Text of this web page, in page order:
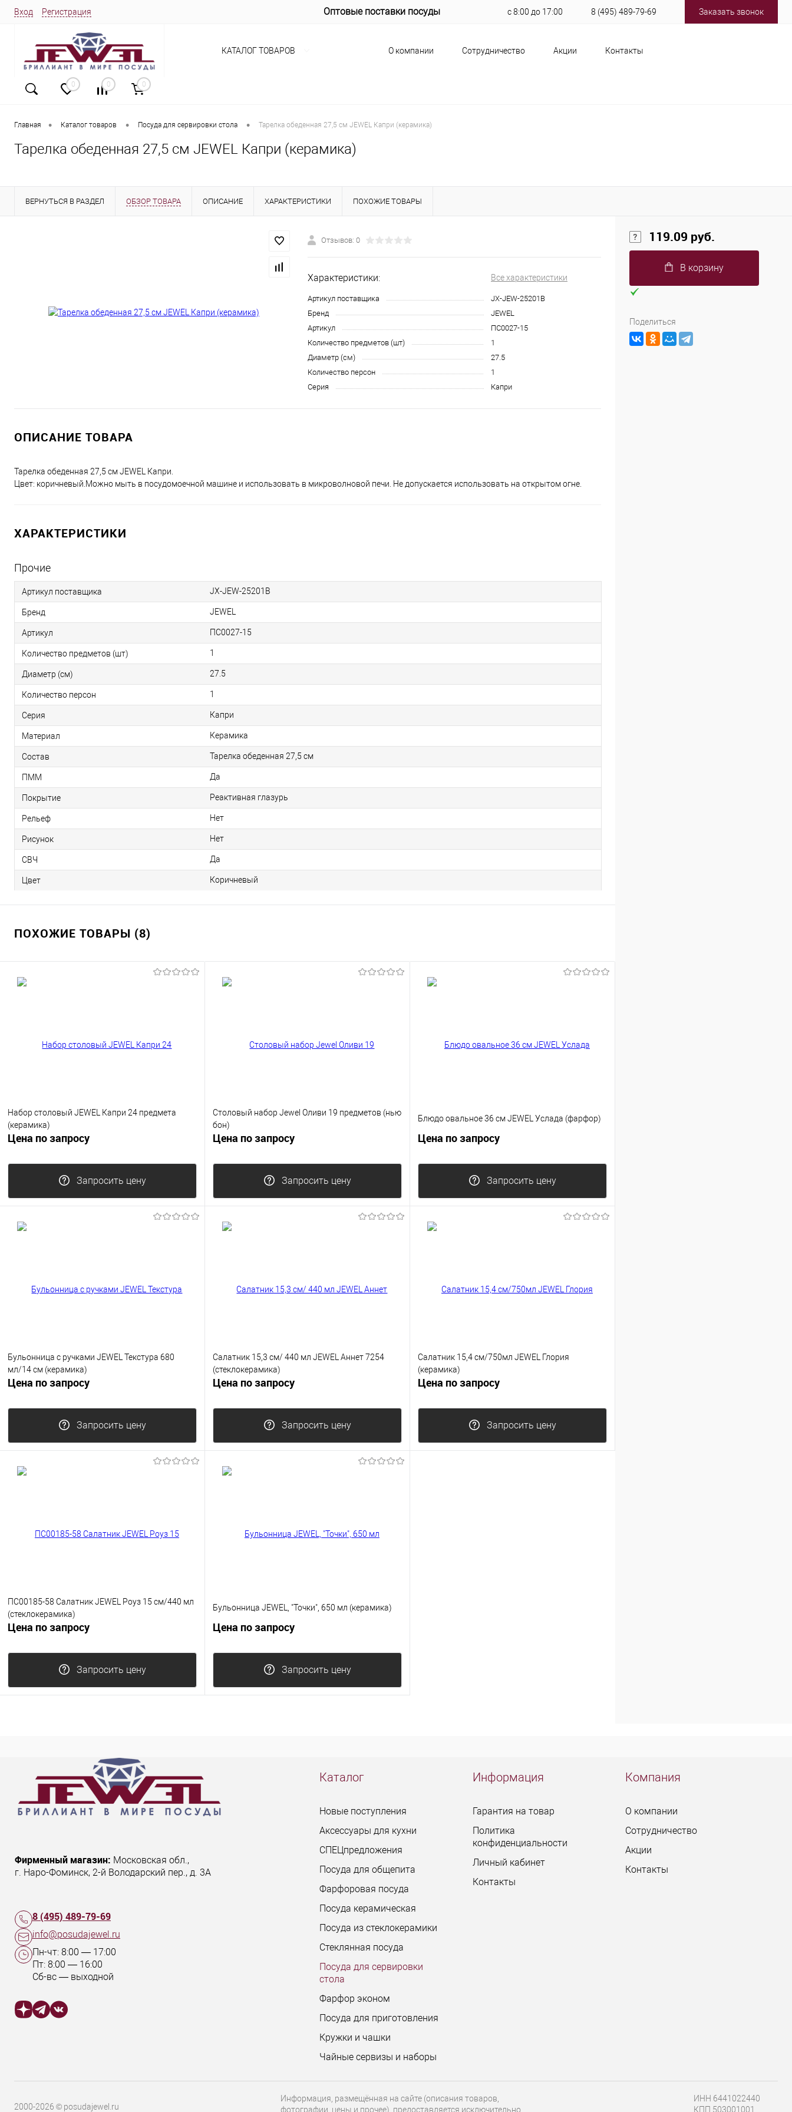
Вход Регистрация Оптовые поставки посуды с 8:00 до 17:00 8 (495) 489-79-69 Заказать звонок
О компании Сотрудничество Акции Контакты
0 0 0
КАТАЛОГ ТОВАРОВ
Главная • Каталог товаров • Посуда для сервировки стола • Тарелка обеденная 27,5 см JEWEL Капри (керамика)
Тарелка обеденная 27,5 см JEWEL Капри (керамика)
ВЕРНУТЬСЯ В РАЗДЕЛ ОБЗОР ТОВАРА ОПИСАНИЕ ХАРАКТЕРИСТИКИ ПОХОЖИЕ ТОВАРЫ
Отзывов: 0
Характеристики: Все характеристики
Артикул поставщика
JX-JEW-25201B
Бренд
JEWEL
Артикул
ПС0027-15
Количество предметов (шт)
1
Диаметр (см)
27.5
Количество персон
1
Серия
Капри
ОПИСАНИЕ ТОВАРА
Тарелка обеденная 27,5 см JEWEL Капри.
Цвет: коричневый.Можно мыть в посудомоечной машине и использовать в микроволновой печи. Не допускается использовать на открытом огне.
ХАРАКТЕРИСТИКИ
Прочие
Артикул поставщика JX-JEW-25201B
Бренд JEWEL
Артикул ПС0027-15
Количество предметов (шт) 1
Диаметр (см) 27.5
Количество персон 1
Серия Капри
Материал Керамика
Состав Тарелка обеденная 27,5 см
ПММ Да
Покрытие Реактивная глазурь
Рельеф Нет
Рисунок Нет
СВЧ Да
Цвет Коричневый
ПОХОЖИЕ ТОВАРЫ (8)
Набор столовый JEWEL Капри 24 предмета
(керамика)
Цена по запросу
Запросить цену
Столовый набор Jewel Оливи 19 предметов (нью
бон)
Цена по запросу
Запросить цену
Блюдо овальное 36 см JEWEL Услада (фарфор)
Цена по запросу
Запросить цену
Бульонница с ручками JEWEL Текстура 680
мл/14 см (керамика)
Цена по запросу
Запросить цену
Салатник 15,3 см/ 440 мл JEWEL Аннет 7254
(стеклокерамика)
Цена по запросу
Запросить цену
Салатник 15,4 см/750мл JEWEL Глория
(керамика)
Цена по запросу
Запросить цену
ПС00185-58 Салатник JEWEL Роуз 15 см/440 мл
(стеклокерамика)
Цена по запросу
Запросить цену
Бульонница JEWEL, "Точки", 650 мл (керамика)
Цена по запросу
Запросить цену
119.09 руб.
В корзину
Поделиться
Фирменный магазин: Московская обл.,
г. Наро-Фоминск, 2-й Володарский пер., д. 3А
8 (495) 489-79-69
info@posudajewel.ru
Пн-чт: 8:00 — 17:00
Пт: 8:00 — 16:00
Сб-вс — выходной
Каталог
Новые поступления
Аксессуары для кухни
СПЕЦпредложения
Посуда для общепита
Фарфоровая посуда
Посуда керамическая
Посуда из стеклокерамики
Стеклянная посуда
Посуда для сервировки
стола
Фарфор эконом
Посуда для приготовления
Кружки и чашки
Чайные сервизы и наборы
Информация
Гарантия на товар
Политика
конфиденциальности
Личный кабинет
Контакты
Компания
О компании
Сотрудничество
Акции
Контакты
2000-2026 © posudajewel.ru
Информация, размещённая на сайте (описания товаров,
фотографии, цены и прочее), предоставляется исключительно
ИНН 6441022440
КПП 503001001